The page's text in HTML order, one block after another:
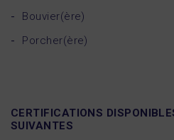
Bouvier(ère)
Porcher(ère)
CERTIFICATIONS
SUIVANTES